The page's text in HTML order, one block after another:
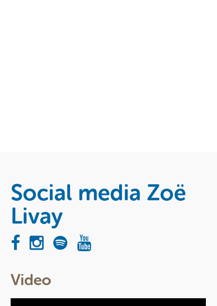
Social media Zoë
Livay
Video